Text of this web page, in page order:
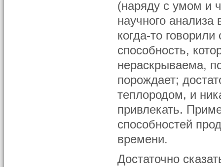
(наряду с умом и
научного
когда-то
способность,
нераскрываема,
порождает;
теплородом, и
привлекать.
способностей
времени.
Достаточно